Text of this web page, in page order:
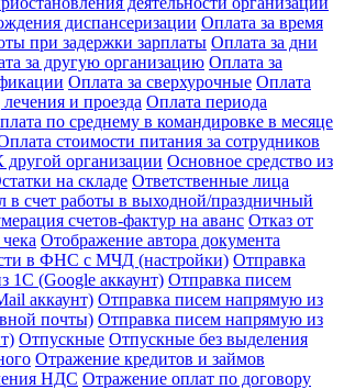
диспансеризации Оплата за время
при задержки зарплаты Оплата за дни
за другую организацию Оплата за
Оплата за сверхурочные Оплата
и проезда Оплата периода
по среднему в командировке в месяце
стоимости питания за сотрудников
организации Основное средство из
на складе Ответственные лица
в счет работы в выходной/праздничный
счетов-фактур на аванс Отказ от
Отображение автора документа
в ФНС с МЧД (настройки) Отправка
1С (Google аккаунт) Отправка писем
аккаунт) Отправка писем напрямую из
почты) Отправка писем напрямую из
Отпускные Отпускные без выделения
Отражение кредитов и займов
НДС Отражение оплат по договору